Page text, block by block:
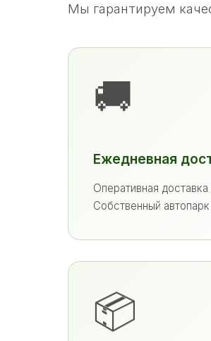
Мы гарантируем
🚚
Ежедневная
Оперативная
Собственный автопарк
📦